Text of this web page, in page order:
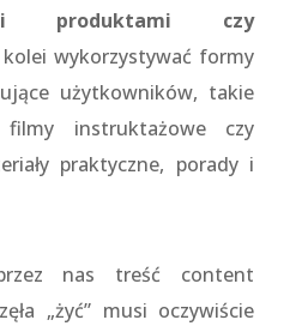
produktami czy
wykorzystywać formy
użytkowników, takie
instruktażowe czy
praktyczne, porady i
nas treść content
„żyć” musi oczywiście